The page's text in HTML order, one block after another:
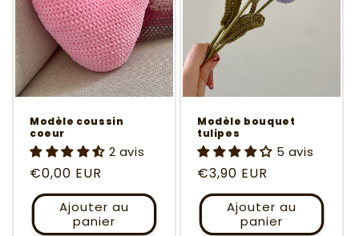
Modèle coussin
coeur
2 avis
Prix
habituel
€0,00 EUR
Ajouter au
panier
Modèle bouquet
tulipes
5 avis
Prix
habituel
€3,90 EUR
Ajouter au
panier